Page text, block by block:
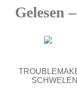
Gelesen